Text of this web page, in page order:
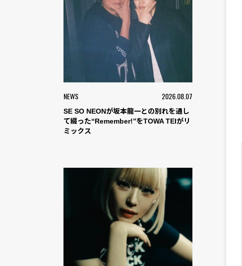
NEWS 2026.08.07
SE SO NEONが坂本龍一との別れを通し
て綴った“Remember!”をTOWA TEIがリ
ミックス